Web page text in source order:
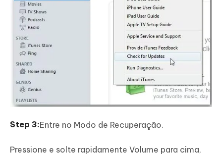
Entre no Modo de Recuperação.
Pressione e solte rapidamente Volume para cima,